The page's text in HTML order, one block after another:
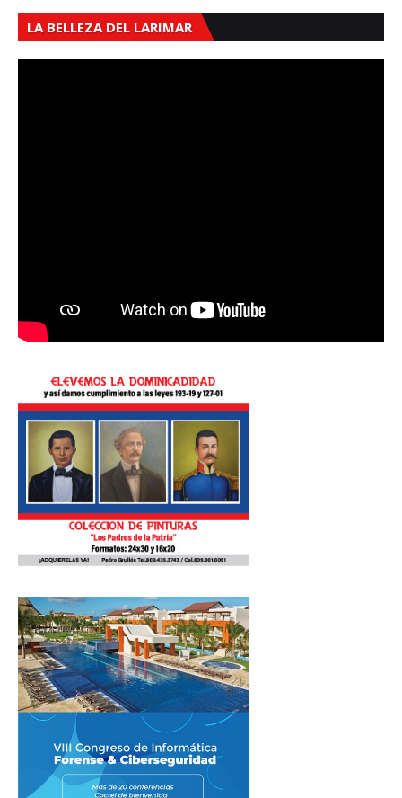
LA BELLEZA DEL LARIMAR